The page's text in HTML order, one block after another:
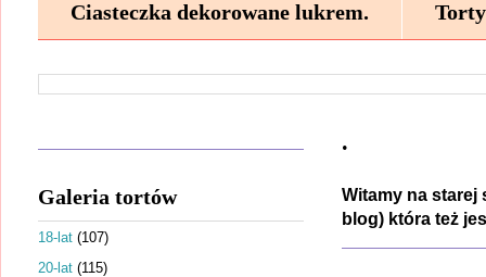
Ciasteczka dekorowane lukrem.
.
Witamy na starej
blog) która też
Galeria tortów
18-lat (107)
20-lat (115)